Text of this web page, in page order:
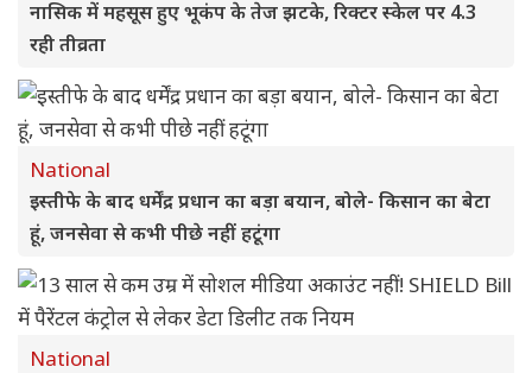
नासिक में महसूस हुए भूकंप के तेज झटके, रिक्टर स्केल पर 4.3
रही तीव्रता
National
इस्तीफे के बाद धर्मेंद्र प्रधान का बड़ा बयान, बोले- किसान का बेटा
हूं, जनसेवा से कभी पीछे नहीं हटूंगा
National